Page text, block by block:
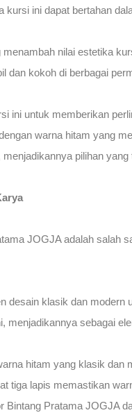
ini dapat bertahan
nilai estetika
dan kokoh di berbagai
ini untuk memberikan
warna hitam yang
pilihan
JOGJA adalah
desain klasik dan
menjadikannya sebagai
hitam yang klasik
tiga lapis memastikan
Bintang Pratama JOGJA